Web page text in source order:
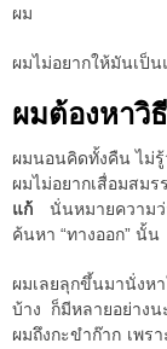
ผม
ผมไม่อยากให้มันเป็
ผมต้องหาวิ
ผมนอนคิดทั้งคืน ไม่
ผมไม่อยากเสื่อมสม
แก้ นั่นหมายความ
ค้นหา “ทางออก” นั้น
ผมเลยลุกขึ้นมานั่งห
บ้าง ก็มีหลายอย่าง
ผมถึงกะขำก๊าก เพร